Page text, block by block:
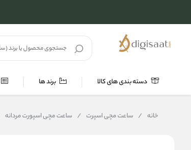
دسته بندی های کالا برند ها
خانه / ساعت مچی اسپرت / ساعت مچی اسپورت مردانه